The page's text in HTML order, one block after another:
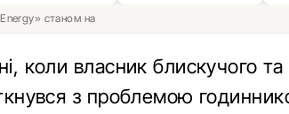
станом на
коли власник блискучого
з проблемою